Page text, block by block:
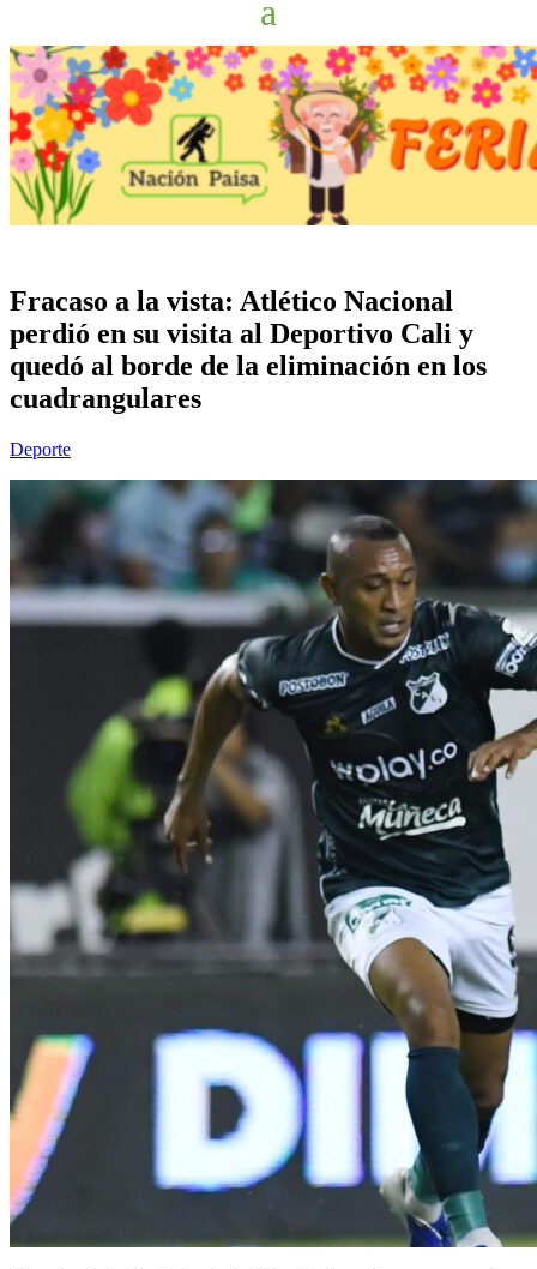
Fracaso a la vista: Atlético Nacional
perdió en su visita al Deportivo Cali y
quedó al borde de la eliminación en los
cuadrangulares
Deporte